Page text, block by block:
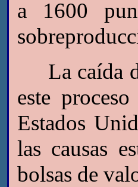
a 1600
La caída
este
Estados
las causas
bolsas de